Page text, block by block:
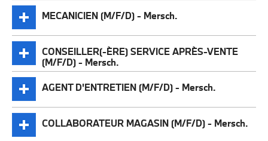
MECANICIEN (M/F/D) - Mersch.
CONSEILLER(-ÈRE) SERVICE APRÈS-VENTE
(M/F/D) - Mersch.
AGENT D'ENTRETIEN (M/F/D) - Mersch.
COLLABORATEUR MAGASIN (M/F/D) - Mersch.